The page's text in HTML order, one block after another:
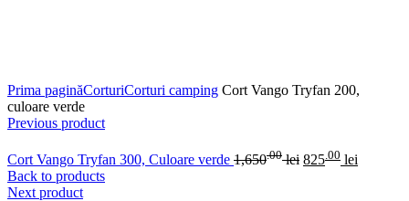
Prima paginăCorturiCorturi camping Cort Vango Tryfan 200,
culoare verde
Previous product
Cort Vango Tryfan 300, Culoare verde 1,650.00 lei 825 .00 lei
Back to products
Next product